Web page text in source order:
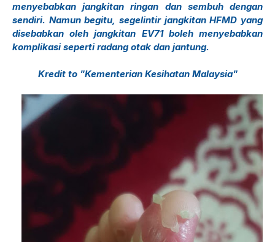
menyebabkan jangkitan ringan dan sembuh dengan
sendiri. Namun begitu, segelintir jangkitan HFMD yang
disebabkan oleh jangkitan EV71 boleh menyebabkan
komplikasi seperti radang otak dan jantung.
Kredit to "Kementerian Kesihatan Malaysia"